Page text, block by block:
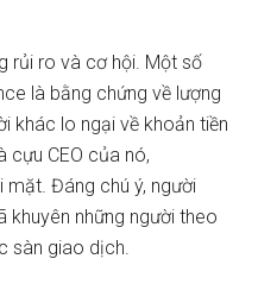
rủi ro và cơ hội. Một số
là bằng chứng về lượng
khác lo ngại về khoản tiền
cựu CEO của nó,
mặt. Đáng chú ý, người
khuyên những người theo
sàn giao dịch.